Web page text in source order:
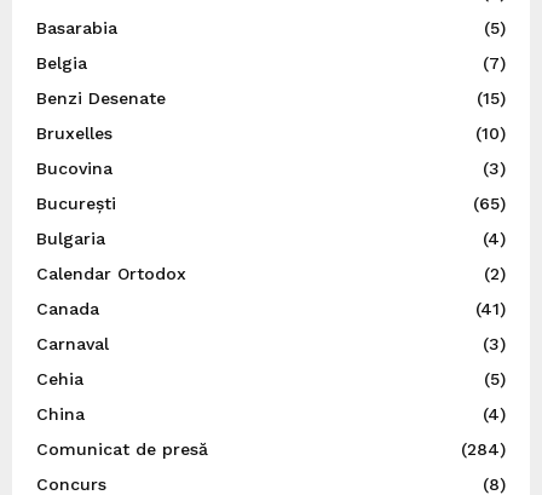
Basarabia
(5)
Belgia
(7)
Benzi Desenate
(15)
Bruxelles
(10)
Bucovina
(3)
București
(65)
Bulgaria
(4)
Calendar Ortodox
(2)
Canada
(41)
Carnaval
(3)
Cehia
(5)
China
(4)
Comunicat de presă
(284)
Concurs
(8)